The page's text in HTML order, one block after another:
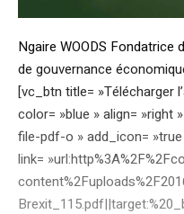
Ngaire WOODS Fondatrice
de gouvernance
[vc_btn title= »Télécharger
color= »blue » align=
file-pdf-o » add_icon=
link=